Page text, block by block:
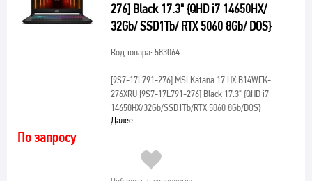
276] Black 17.3" {QHD i7 14650HX/
32Gb/ SSD1Tb/ RTX 5060 8Gb/ DOS}
Код товара: 583064
[9S7-17L791-276]MSI Katana 17 HX B14WFK-
276XRU [9S7-17L791-276] Black 17.3" {QHD i7
14650HX/32Gb/SSD1Tb/RTX 5060 8Gb/DOS}
Далее...
По запросу